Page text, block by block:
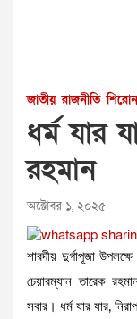
জাতীয় রাজনীতি
ধর্ম যার
রহমান
অক্টোবর ১, ২০২৫
শারদীয় দুর্গাপূজা উপলক্ষে
চেয়ারম্যান তারেক
সবার। ধর্ম যার যার,